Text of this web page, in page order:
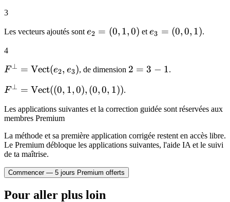
(0,1,0),
(0,0,1))
3
Les vecteurs ajoutés sont e_2 =
e2 = (0, 1,0) ete_3 =
e3 = (0,0, 1).
4
F^{\perp} =
(e_2, e_3)
F ⊥ = Vect(e2, e3), de dimension 2
-
2 = 3 − 1.
F^{\perp} =
((0,1,0), (0,0,1))
F ⊥ = Vect((0, 1,0), (0,0, 1)).
Les applications suivantes et la correction guidée sont réservées aux
membres Premium
La méthode et sa première application corrigée restent en accès libre.
Le Premium débloque les applications suivantes, l'aide IA et le suivi
de ta maîtrise.
Commencer — 5 jours Premium offerts
Pour aller plus loin